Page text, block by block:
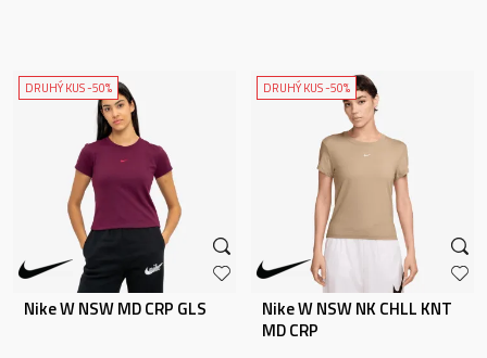
DRUHÝ KUS -50%
Nike W NSW MD CRP GLS
DRUHÝ KUS -50%
Nike W NSW NK CHLL KNT
MD CRP